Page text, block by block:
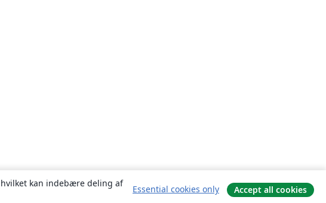
kan indebære deling af
Essential cookies only Accept all cookies